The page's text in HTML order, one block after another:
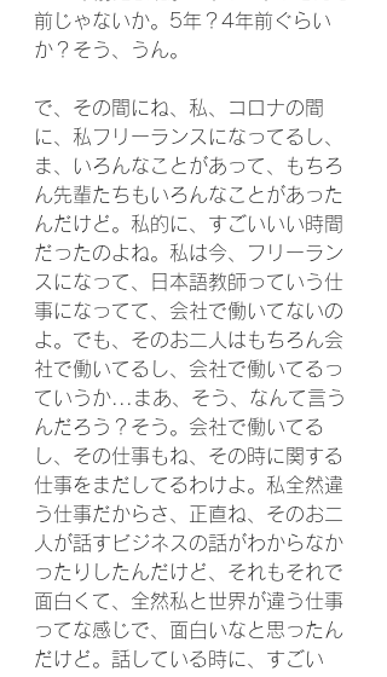
前じゃないか。5年？4年前ぐらい
か？そう、うん。
で、その間にね、私、コロナの間
に、私フリーランスになってるし、
ま、いろんなことがあって、もちろ
ん先輩たちもいろんなことがあった
んだけど。私的に、すごいいい時間
だったのよね。私は今、フリーラン
スになって、日本語教師っていう仕
事になってて、会社で働いてないの
よ。でも、そのお二人はもちろん会
社で働いてるし、会社で働いてるっ
ていうか...まあ、そう、なんて言う
んだろう？そう。会社で働いてる
し、その仕事もね、その時に関する
仕事をまだしてるわけよ。私全然違
う仕事だからさ、正直ね、そのお二
人が話すビジネスの話がわからなか
ったりしたんだけど、それもそれで
面白くて、全然私と世界が違う仕事
ってな感じで、面白いなと思ったん
だけど。話している時に、すごい